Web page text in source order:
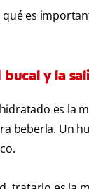
qué es
y la
es la
beberla. Un